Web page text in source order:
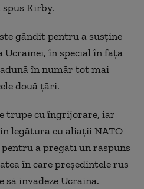
spus Kirby.
gândit pentru a susține
Ucrainei, în special în fața
în număr tot mai
două țări.
trupe cu îngrijorare, iar
legătura cu aliații NATO
a pregăti un răspuns
în care președintele rus
invadeze Ucraina.